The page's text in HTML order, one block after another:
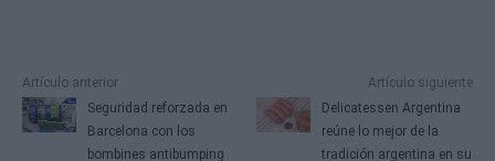
Artículo anterior
Seguridad reforzada en
Barcelona con los
bombines antibumping
Artículo siguiente
Delicatessen Argentina
reúne lo mejor de la
tradición argentina en su